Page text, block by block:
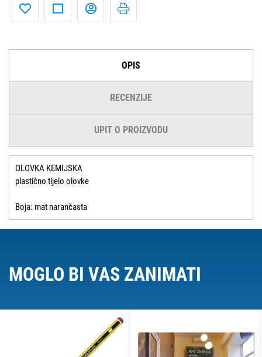
OPIS
RECENZIJE
UPIT O PROIZVODU
OLOVKA KEMIJSKA
plastično tijelo olovke
Boja: mat narančasta
MOGLO BI VAS ZANIMATI